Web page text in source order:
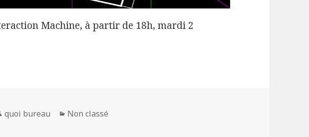
Machine, à partir de 18h, mardi 2
Auteur
quoi bureau Catégories
Non classé